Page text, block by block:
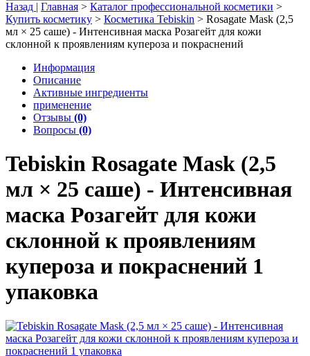
Назад | Главная > Каталог профессиональной косметики >
Купить косметику > Косметика Tebiskin > Rosagate Mask (2,5
мл × 25 саше) - Интенсивная маска Розагейт для кожи
склонной к проявлениям купероза и покраснений
Информация
Описание
Активные ингредиенты
применение
Отзывы (0)
Вопросы (0)
Tebiskin Rosagate Mask (2,5
мл × 25 саше) - Интенсивная
маска Розагейт для кожи
склонной к проявлениям
купероза и покраснений 1
упаковка